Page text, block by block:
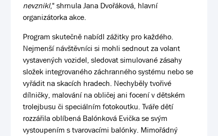
nevznikl," shrnula Jana Dvořáková, hlavní
organizátorka akce.
Program skutečně nabídl zážitky pro každého.
Nejmenší návštěvníci si mohli sednout za volant
vystavených vozidel, sledovat simulované zásahy
složek integrovaného záchranného systému nebo se
vyřádit na skacích hradech. Nechyběly tvořivé
dílničky, malování na obličej ani focení v dětském
trolejbusu či speciálním fotokoutku. Tváře dětí
rozzářila oblíbená Balónková Evička se svým
vystoupením s tvarovacími balónky. Mimořádný